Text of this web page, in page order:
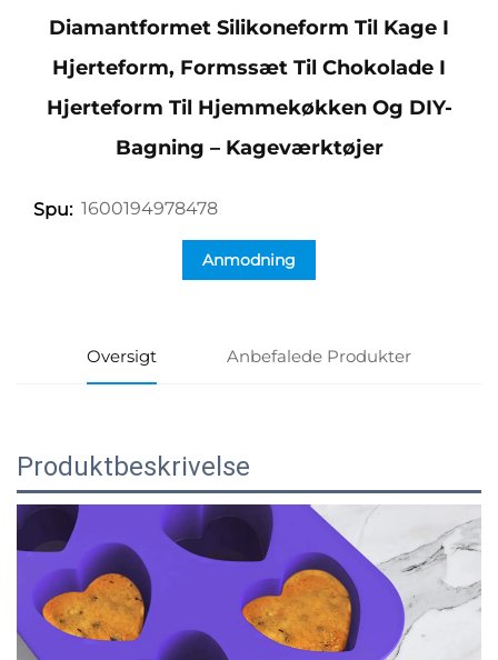
Diamantformet Silikoneform Til Kage I
Hjerteform, Formssæt Til Chokolade I
Hjerteform Til Hjemmekøkken Og DIY-
Bagning – Kageværktøjer
Spu: 1600194978478
Anmodning
Oversigt Anbefalede Produkter
Produktbeskrivelse